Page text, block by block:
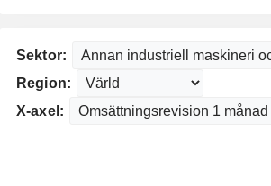
Sektor:
Region:
X-axel: